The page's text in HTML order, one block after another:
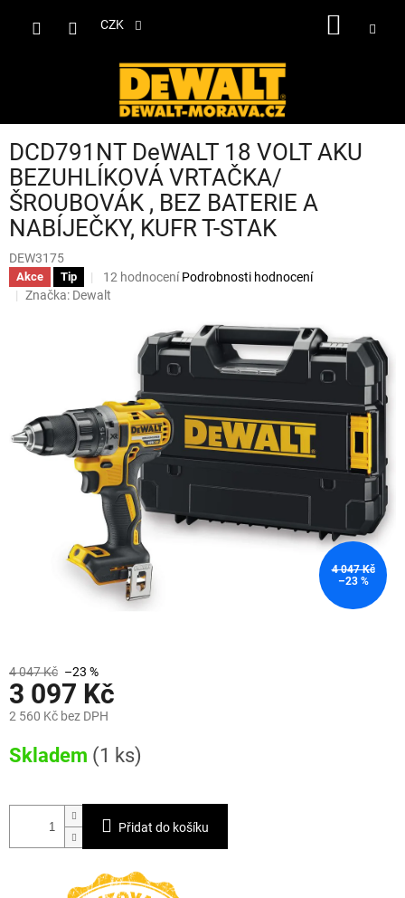
CZK
DCD791NT DeWALT 18 VOLT AKU
BEZUHLÍKOVÁ VRTAČKA/
ŠROUBOVÁK , BEZ BATERIE A
NABÍJEČKY, KUFR T-STAK
DEW3175
Akce Tip
Průměrné
hodnocení
hvězdiček.
12 hodnocení Podrobnosti hodnocení
Značka: Dewalt
4 047 Kč
–23 %
4 047 Kč –23 %
3 097 Kč
2 560 Kč bez DPH
cena:
Skladem (1 ks)
Přidat do košíku